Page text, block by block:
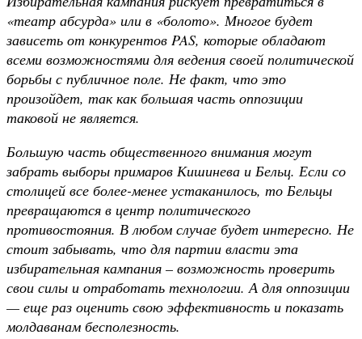
«театр абсурда» или в «болото». Многое будет
зависеть от конкурентов PAS, которые обладают
всеми возможностями для ведения своей политической
борьбы с публичное поле. Не факт, что это
произойдет, так как большая часть оппозиции
таковой не является.
Большую часть общественного внимания могут
забрать выборы примаров Кишинева и Бельц. Если со
столицей все более-менее устаканилось, то Бельцы
превращаются в центр политического
противостояния. В любом случае будет интересно. Не
стоит забывать, что для партии власти эта
избирательная кампания – возможность проверить
свои силы и отработать технологии. А для оппозиции
— еще раз оценить свою эффективность и показать
молдаванам бесполезность.